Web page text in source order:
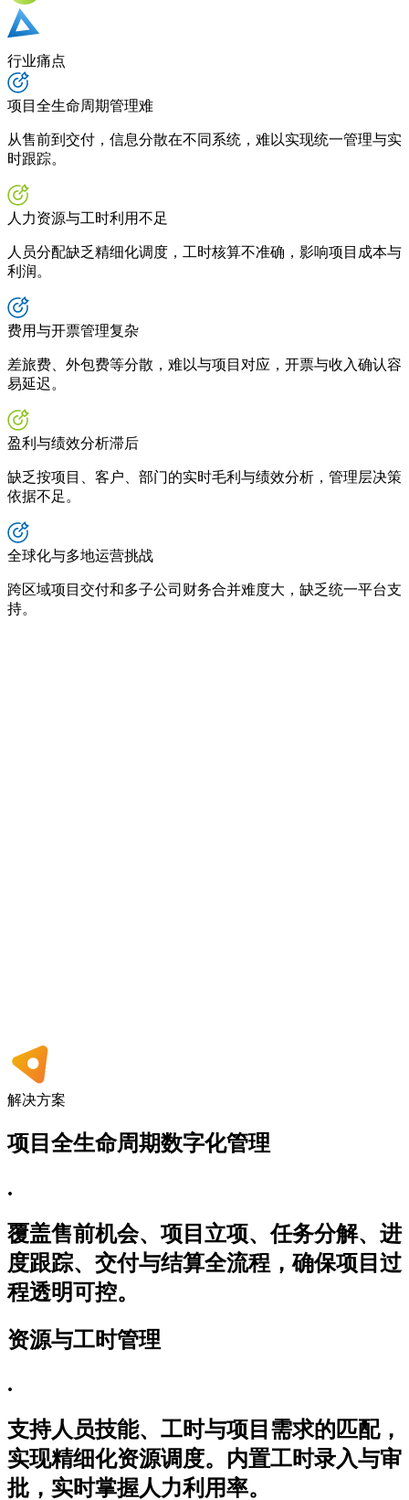
行业痛点
项目全生命周期管理难
从售前到交付，信息分散在不同系统，难以实现统一管理与实
时跟踪。
人力资源与工时利用不足
人员分配缺乏精细化调度，工时核算不准确，影响项目成本与
利润。
费用与开票管理复杂
差旅费、外包费等分散，难以与项目对应，开票与收入确认容
易延迟。
盈利与绩效分析滞后
缺乏按项目、客户、部门的实时毛利与绩效分析，管理层决策
依据不足。
全球化与多地运营挑战
跨区域项目交付和多子公司财务合并难度大，缺乏统一平台支
持。
解决方案
项目全生命周期数字化管理
.
覆盖售前机会、项目立项、任务分解、进
度跟踪、交付与结算全流程，确保项目过
程透明可控。
资源与工时管理
.
支持人员技能、工时与项目需求的匹配，
实现精细化资源调度。内置工时录入与审
批，实时掌握人力利用率。 ​